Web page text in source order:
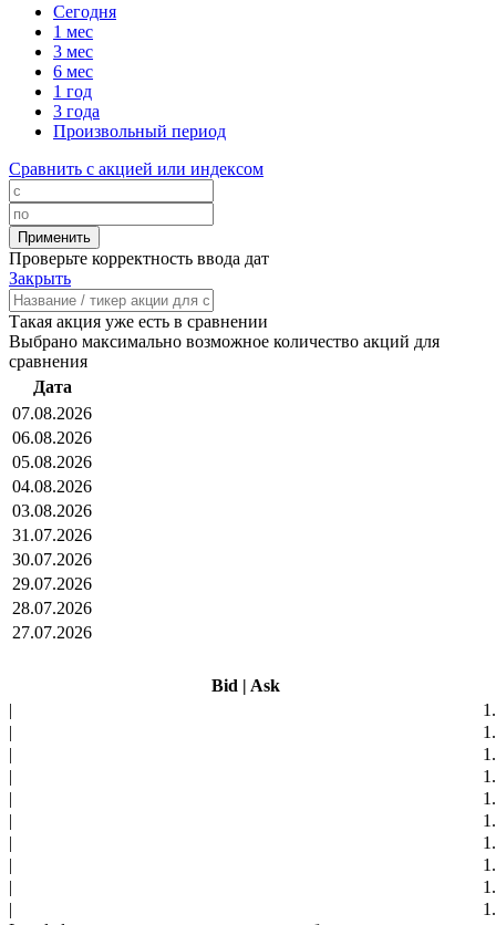
Сегодня
1 мес
3 мес
6 мес
1 год
3 года
Произвольный период
Сравнить с акцией или индексом
Проверьте корректность ввода дат
Закрыть
Такая акция уже есть в сравнении
Выбрано максимально возможное количество акций для
сравнения
Дата
07.08.2026
06.08.2026
05.08.2026
04.08.2026
03.08.2026
31.07.2026
30.07.2026
29.07.2026
28.07.2026
27.07.2026
Bid | Ask
|
|
|
|
|
|
|
|
|
|